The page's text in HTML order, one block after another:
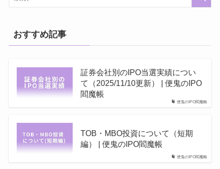
おすすめ記事
便鬼のIPO閻魔帳
証券会社別のIPO当選実績につい
て（2025/11/10更新） | 便鬼のIPO
閻魔帳
便鬼のIPO閻魔帳
TOB・MBO投資について（短期
編） | 便鬼のIPO閻魔帳